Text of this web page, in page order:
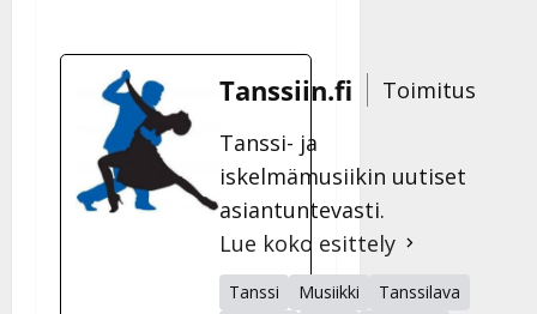
Tanssiin.fi
Toimitus
Tanssi- ja
iskelmämusiikin uutiset
asiantuntevasti.
Lue koko esittely
Tanssi Musiikki
Tanssilava